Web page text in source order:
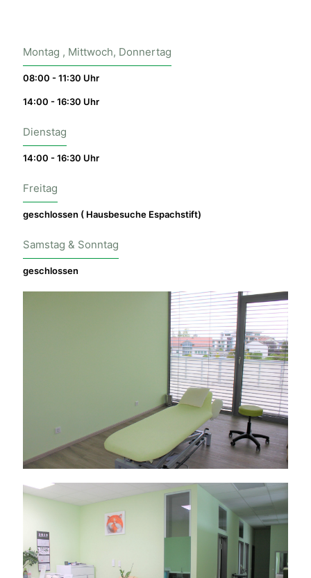
Montag , Mittwoch, Donnertag
08:00 - 11:30 Uhr
14:00 - 16:30 Uhr
Dienstag
14:00 - 16:30 Uhr
Freitag
geschlossen ( Hausbesuche Espachstift)
Samstag & Sonntag
geschlossen